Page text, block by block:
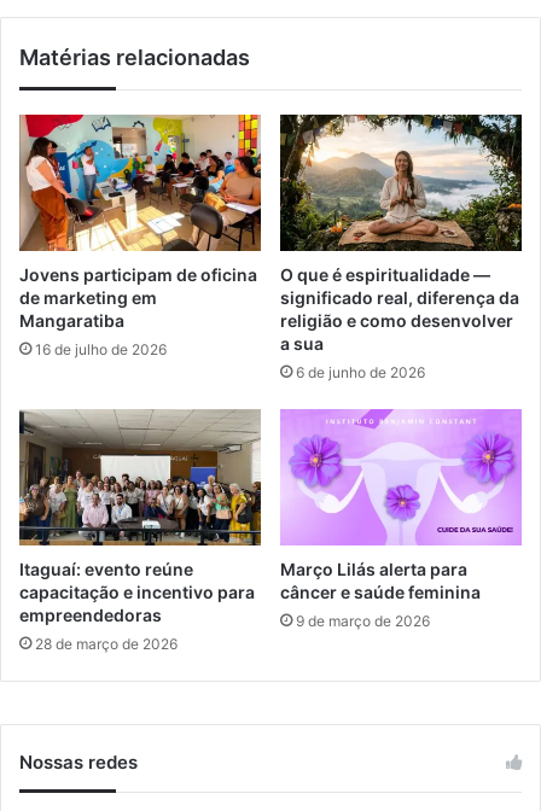
ã
c
r
n
a
s
a
o
l
e
s
c
e
n
t
e
s
r
n
s
õ
s
d
o
a
o
t
a
n
o
p
a
r
a
m
a
r
2
0
Matérias relacionadas
Jovens participam de oficina
de marketing em
Mangaratiba
16 de julho de 2026
O que é espiritualidade —
significado real, diferença da
religião e como desenvolver
a sua
6 de junho de 2026
Itaguaí: evento reúne
capacitação e incentivo para
empreendedoras
28 de março de 2026
Março Lilás alerta para
câncer e saúde feminina
9 de março de 2026
Nossas redes